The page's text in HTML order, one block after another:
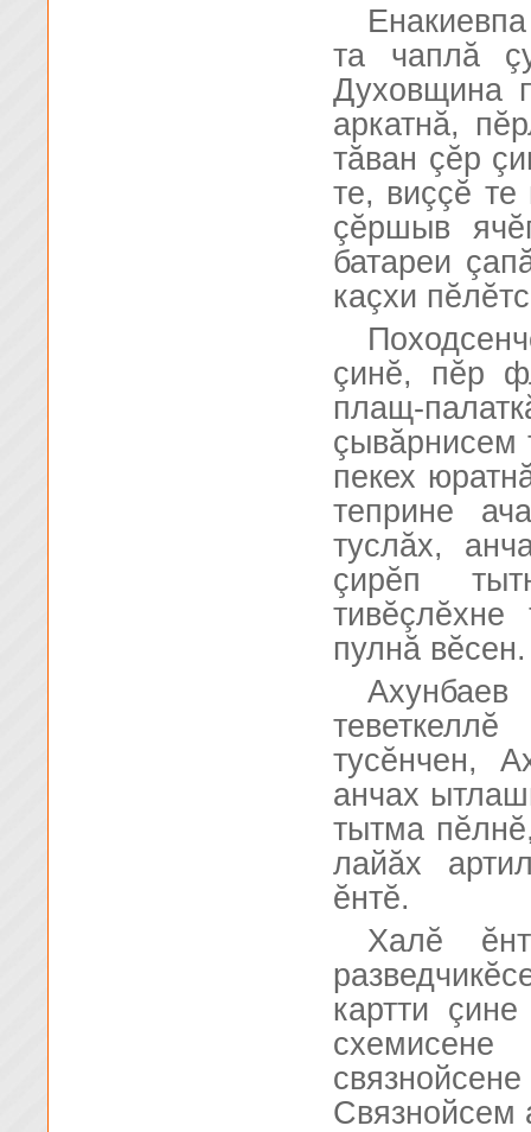
та чаплă
Духовщина
аркатнă,
тăван çĕр
те, виççĕ
çĕршыв
батареи
каçхи
çинĕ, пĕр
плащ-
çывăрнисем
пекех
теприне
туслăх,
çирĕп
пулнă вĕсен.
тусĕнчен,
анчах
тытма
лайăх
ĕнтĕ.
Халĕ
картти
Связнойсем